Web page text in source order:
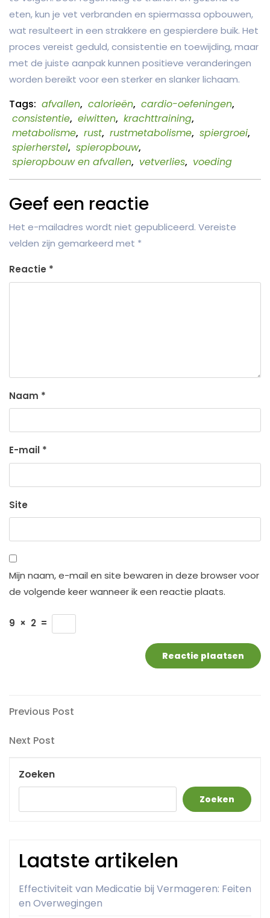
eten, kun je vet verbranden en spiermassa opbouwen,
wat resulteert in een strakkere en gespierdere buik. Het
proces vereist geduld, consistentie en toewijding, maar
met de juiste aanpak kunnen positieve veranderingen
worden bereikt voor een sterker en slanker lichaam.
Tags: afvallen, calorieën, cardio-oefeningen,
consistentie, eiwitten, krachttraining,
metabolisme, rust, rustmetabolisme, spiergroei,
spierherstel, spieropbouw,
spieropbouw en afvallen, vetverlies, voeding
Geef een reactie
Het e-mailadres wordt niet gepubliceerd. Vereiste
velden zijn gemarkeerd met *
Reactie *
Naam *
E-mail *
Site
Mijn naam, e-mail en site bewaren in deze browser voor
de volgende keer wanneer ik een reactie plaats.
9 × 2 =
Berichtnavigatie
Previous
Previous Post
Next
Next Post
Zoeken
Zoeken
Laatste artikelen
Effectiviteit van Medicatie bij Vermageren: Feiten
en Overwegingen